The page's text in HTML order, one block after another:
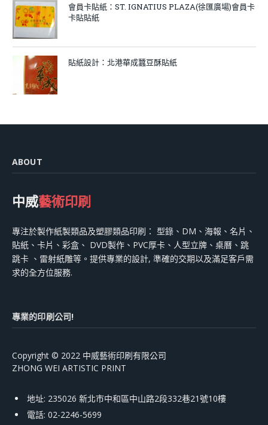
會員卡貼紙：ST. IGNATIUS PLAZA(徐匯廣場)會員卡
卡貼貼紙
貼紙設計：北港華成蠶豆酥貼紙
ABOUT
中威藝術印刷
專注於製作紙製類品及塑膠類品印刷： 型錄、DM、海報、名片、
貼紙、卡片、彩盒、 DVD製作、PVC厚卡、人型立牌、桌曆、跳
跳卡 、雷射紙雕等。提供專業的設計, 準確的交期以及滿足客戶需
求的全方位服務.
專業的印刷公司!
Copyright © 2022 中威藝術印刷有限公司
ZHONG WEI ARTISTIC PRINT
地址: 235026 新北市中和區中山路2段332巷21號10樓
電話: 02-2246-5699